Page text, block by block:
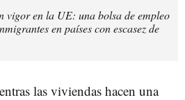
vigor en la UE: una bolsa de empleo
en países con escasez de
las viviendas hacen una